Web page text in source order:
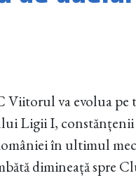
Viitorul va evolua
Ligii I,
în ultimul
dimineață spre